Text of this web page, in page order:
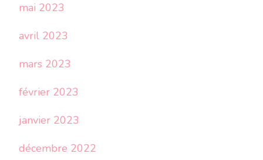
mai 2023
avril 2023
mars 2023
février 2023
janvier 2023
décembre 2022